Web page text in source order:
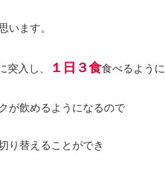
います。
突入し、 １日３食食べるように
が飲めるようになるので
り替えることができ